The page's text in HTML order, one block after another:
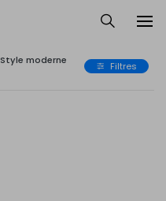
Style moderne
Filtres